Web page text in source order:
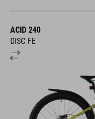
ACID 240
DISC FE